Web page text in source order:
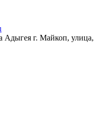
Адыгея г. Майкоп, улица,